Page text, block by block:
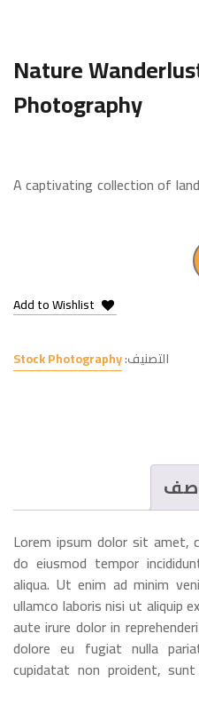
Nature
Photography
A captivating collection of
Add to Wishlist
التصنيف:Stock Photography
Lorem ipsum dolor sit amet,
do eiusmod tempor
aliqua. Ut enim ad minim
ullamco laboris nisi ut aliquip
aute irure dolor in
dolore eu fugiat nulla
cupidatat non proident,